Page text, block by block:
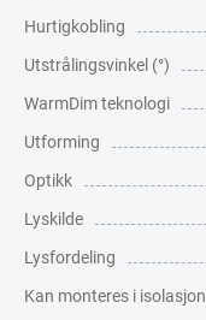
Hurtigkobling
Utstrålingsvinkel (°)
WarmDim teknologi
Utforming
Optikk
Lyskilde
Lysfordeling
Kan monteres i isolasjon